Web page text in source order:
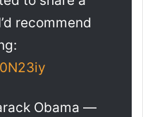
recommend
Obama